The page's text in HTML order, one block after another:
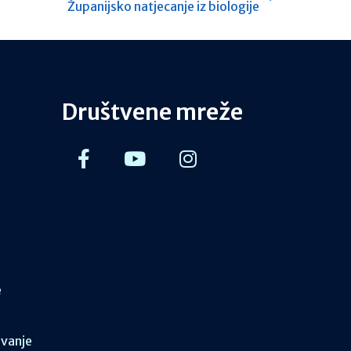
Županijsko natjecanje iz biologije
Društvene mreže